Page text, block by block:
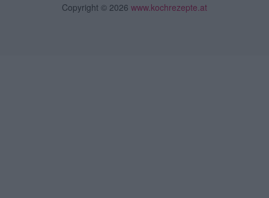
Copyright © 2026 www.kochrezepte.at